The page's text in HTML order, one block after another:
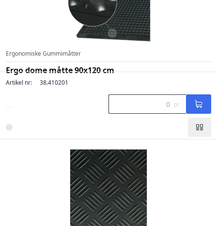
Ergonomiske Gummimåtter
Ergo dome måtte 90x120 cm
Artikel nr: 38.410201
... pc